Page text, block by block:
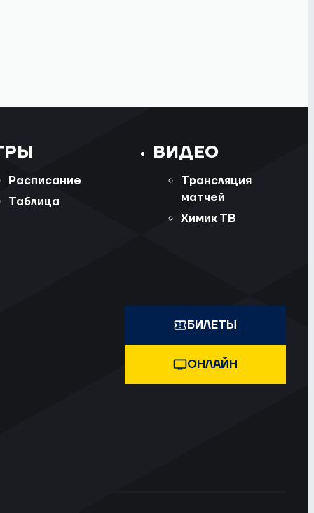
Расписание
Таблица
ВИДЕО
Трансляция
матчей
Химик ТВ
БИЛЕТЫ
ОНЛАЙН